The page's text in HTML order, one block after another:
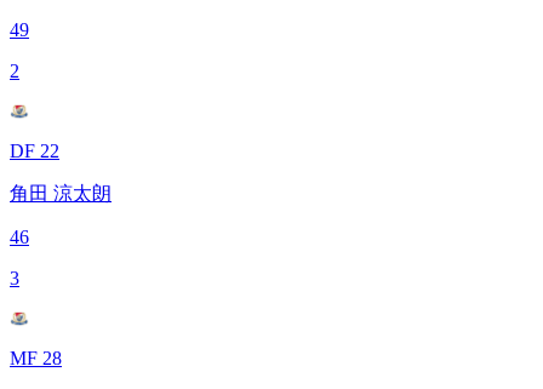
49
2
DF 22
角田 涼太朗
46
3
MF 28